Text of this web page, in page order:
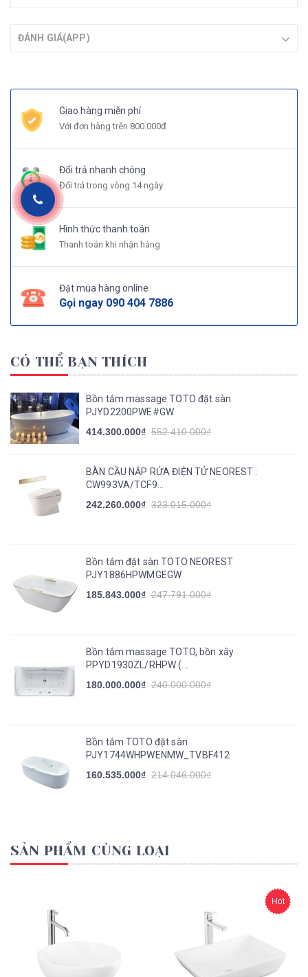
ĐÁNH GIÁ(APP)
Giao hàng miễn phí
Với đơn hàng trên 800.000đ
Đổi trả nhanh chóng
Đổi trả trong vòng 14 ngày
Hình thức thanh toán
Thanh toán khi nhận hàng
Đặt mua hàng online
Gọi ngay 090 404 7886
CÓ THỂ BẠN THÍCH
Bồn tắm massage TOTO đặt sàn
PJYD2200PWE#GW
414.300.000₫ 552.410.000₫
BÀN CẦU NẮP RỬA ĐIỆN TỬ NEOREST :
CW993VA/TCF9...
242.260.000₫ 323.015.000₫
Bồn tắm đặt sàn TOTO NEOREST
PJY1886HPWMGEGW
185.843.000₫ 247.791.000₫
Bồn tắm massage TOTO, bồn xây
PPYD1930ZL/RHPW (...
180.000.000₫ 240.000.000₫
Bồn tắm TOTO đặt sàn
PJY1744WHPWENMW_TVBF412
160.535.000₫ 214.046.000₫
SẢN PHẨM CÙNG LOẠI
Hot